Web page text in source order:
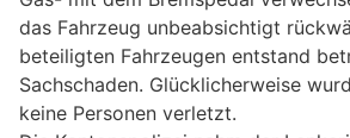
das Fahrzeug unbeabsichtigt
beteiligten Fahrzeugen entstand
Sachschaden. Glücklicherweise
keine Personen verletzt.